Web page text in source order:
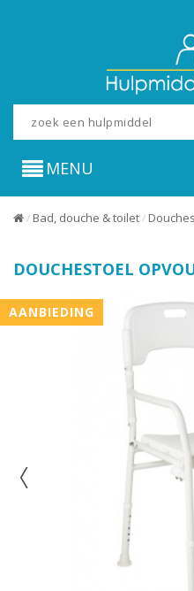
MENU
/ Bad, douche & toilet /
DOUCHESTOEL
AANBIEDING